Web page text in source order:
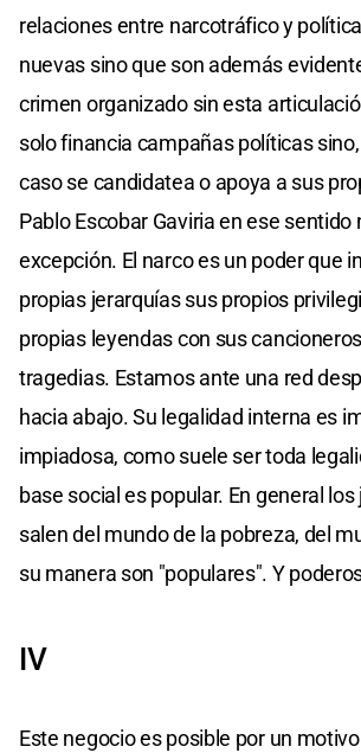
relaciones entre narcotráfico y
nuevas sino que son además
crimen organizado sin esta
solo financia campañas políticas
caso se candidatea o apoya a sus
Pablo Escobar Gaviria en ese sentido
excepción. El narco es un poder que
propias jerarquías sus propios
propias leyendas con sus
tragedias. Estamos ante una red
hacia abajo. Su legalidad interna es
impiadosa, como suele ser toda
base social es popular. En general
salen del mundo de la pobreza, del
su manera son "populares". Y
IV
Este negocio es posible por un